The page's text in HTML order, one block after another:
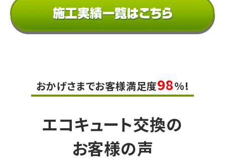
おかげさまでお客様満足度98%!
エコキュート交換の
お客様の声